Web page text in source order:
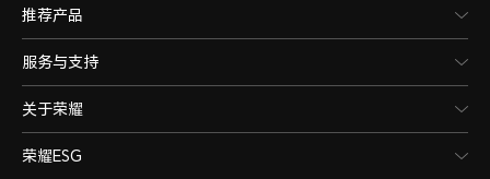
推荐产品
服务与支持
关于荣耀
荣耀ESG